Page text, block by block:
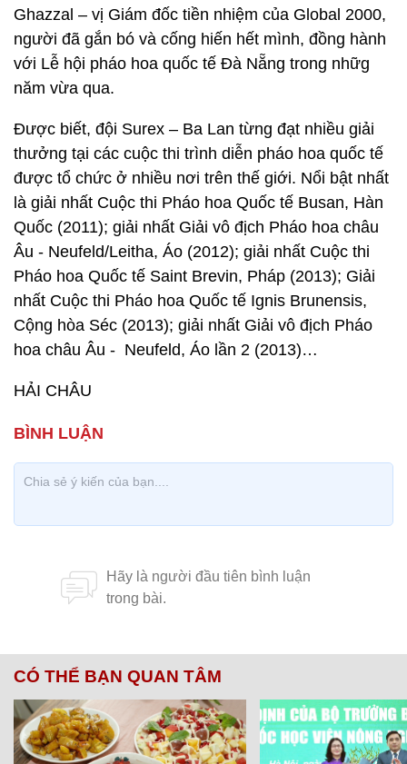
Ghazzal – vị Giám đốc tiền nhiệm của Global 2000,
người đã gắn bó và cống hiến hết mình, đồng hành
với Lễ hội pháo hoa quốc tế Đà Nẵng trong nhữg
năm vừa qua.
Được biết, đội Surex – Ba Lan từng đạt nhiều giải
thưởng tại các cuộc thi trình diễn pháo hoa quốc tế
được tổ chức ở nhiều nơi trên thế giới. Nổi bật nhất
là giải nhất Cuộc thi Pháo hoa Quốc tế Busan, Hàn
Quốc (2011); giải nhất Giải vô địch Pháo hoa châu
Âu - Neufeld/Leitha, Áo (2012); giải nhất Cuộc thi
Pháo hoa Quốc tế Saint Brevin, Pháp (2013); Giải
nhất Cuộc thi Pháo hoa Quốc tế Ignis Brunensis,
Cộng hòa Séc (2013); giải nhất Giải vô địch Pháo
hoa châu Âu - Neufeld, Áo lần 2 (2013)…
HẢI CHÂU
CÓ THỂ BẠN QUAN TÂM